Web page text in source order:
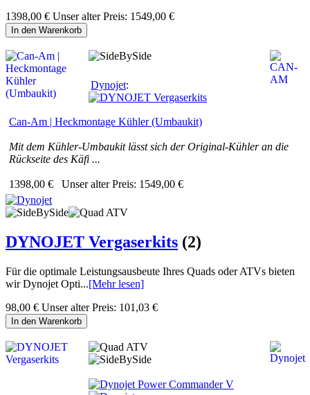
1398,00 € Unser alter Preis: 1549,00 €
In den Warenkorb
Can-Am | Heckmontage Kühler (Umbaukit)
Mit dem Kühler-Umbaukit lässt sich der Original-Kühler an die
Rückseite des Käfi ...
1398,00 € Unser alter Preis: 1549,00 €
Dynojet:
DYNOJET Vergaserkits (2)
Für die optimale Leistungsausbeute Ihres Quads oder ATVs bieten
wir Dynojet Opti...[Mehr lesen]
98,00 € Unser alter Preis: 101,03 €
In den Warenkorb